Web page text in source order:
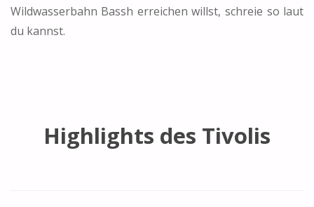
Wildwasserbahn Bassh erreichen willst, schreie so laut
du kannst.
Highlights des Tivolis